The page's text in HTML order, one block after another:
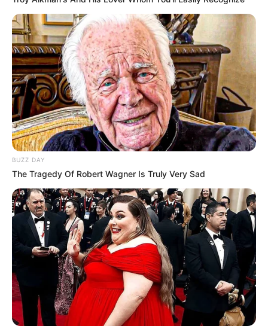
-ad9
O jornalismo do JASB.com.br precisa de você para continuar
marcando ponto na vida das pessoas.Compartilhe as nossas
notícias em suas redes sociais!
BUZZ DAY
The Tragedy Of Robert Wagner Is Truly Very Sad